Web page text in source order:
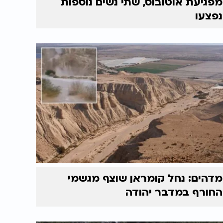
נפצעו
מדהים: נחל קומראן שוצף מגשמי
החורף במדבר יהודה